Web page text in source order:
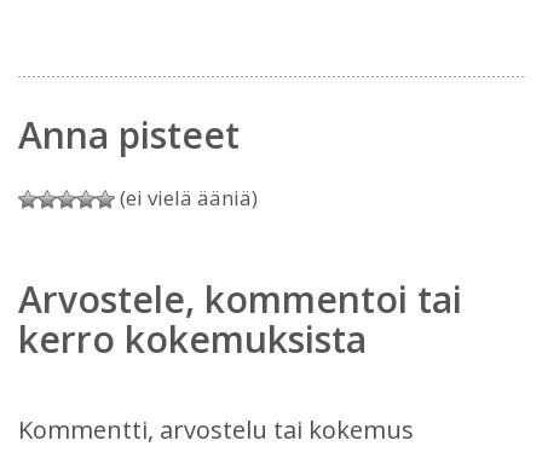
Anna pisteet
(ei vielä ääniä)
Arvostele, kommentoi tai
kerro kokemuksista
Kommentti, arvostelu tai kokemus